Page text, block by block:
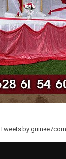
Tweets by guinee7com